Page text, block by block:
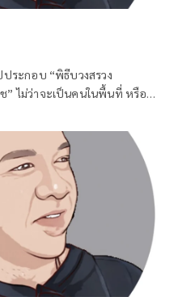
ระกอบ “พิธีบวงสรวง
” ไม่ว่าจะเป็นคนในพื้นที่ หรือ